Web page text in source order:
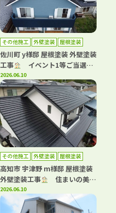
その他施工 外壁塗装 屋根塗装
佐川町 y様邸 屋根塗装 外壁塗装
工事
イベント1等ご当選！
青系カラーで大変身した屋根・
外壁塗装
2026.06.10
その他施工 外壁塗装 屋根塗装
高知市 宇津野 m様邸 屋根塗装
外壁塗装工事
住まいの美観
と安心を守る外装リフォーム！
2026.06.10